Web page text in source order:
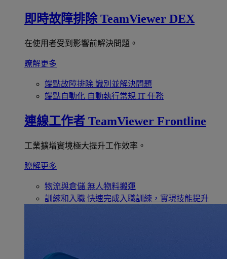
即時故障排除 TeamViewer DEX
在使用者受到影響前解決問題。
瞭解更多
端點故障排除 識別並解決問題
端點自動化 自動執行常規 IT 任務
連線工作者 TeamViewer Frontline
工業擴增實境極大提升工作效率。
瞭解更多
物流與倉儲 無人物料搬運
訓練和入職 快速完成入職訓練，實現技能提升